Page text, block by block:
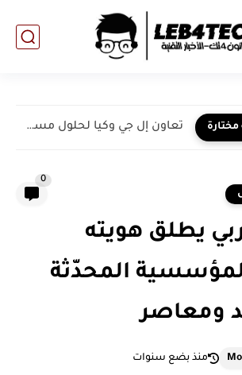
تعاون إل جي وكيا لحلول مساحات التنقل المدعومة بالذكاء الاصطناعي
0
يطلق هويته
المحدّثة
ومعاصر
منذ بضع سنوات